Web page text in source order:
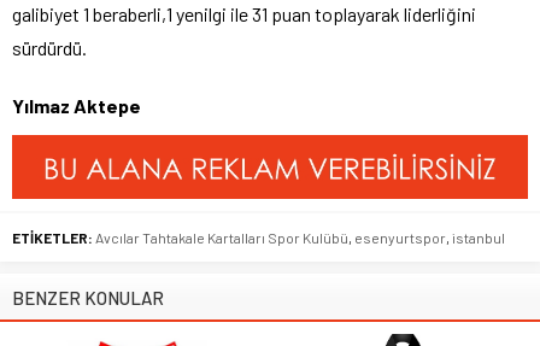
galibiyet 1 beraberli,1 yenilgi ile 31 puan toplayarak liderliğini
sürdürdü.
Yılmaz Aktepe
ETİKETLER: Avcılar Tahtakale Kartalları Spor Kulübü esenyurtspor istanbul
BENZER KONULAR